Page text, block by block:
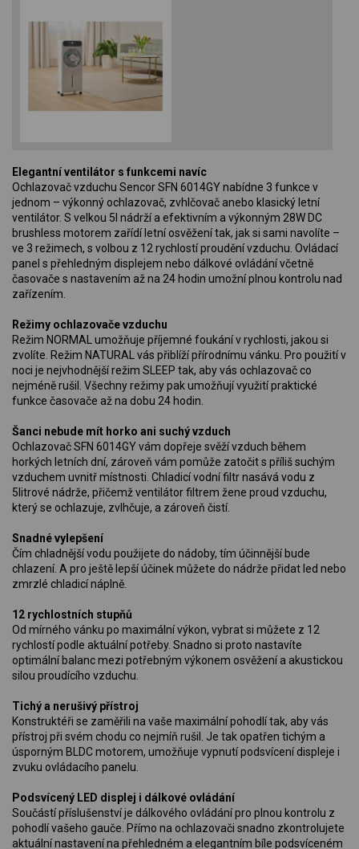
Elegantní ventilátor s funkcemi navíc
Ochlazovač vzduchu Sencor SFN 6014GY nabídne 3 funkce v
jednom – výkonný ochlazovač, zvhlčovač anebo klasický letní
ventilátor. S velkou 5l nádrží a efektivním a výkonným 28W DC
brushless motorem zařídí letní osvěžení tak, jak si sami navolíte –
ve 3 režimech, s volbou z 12 rychlostí proudění vzduchu. Ovládací
panel s přehledným displejem nebo dálkové ovládání včetně
časovače s nastavením až na 24 hodin umožní plnou kontrolu nad
zařízením.
Režimy ochlazovače vzduchu
Režim NORMAL umožňuje příjemné foukání v rychlosti, jakou si
zvolíte. Režim NATURAL vás přiblíží přírodnímu vánku. Pro použití v
noci je nejvhodnější režim SLEEP tak, aby vás ochlazovač co
nejméně rušil. Všechny režimy pak umožňují využití praktické
funkce časovače až na dobu 24 hodin.
Šanci nebude mít horko ani suchý vzduch
Ochlazovač SFN 6014GY vám dopřeje svěží vzduch během
horkých letních dní, zároveň vám pomůže zatočit s příliš suchým
vzduchem uvnitř místnosti. Chladicí vodní filtr nasává vodu z
5litrové nádrže, přičemž ventilátor filtrem žene proud vzduchu,
který se ochlazuje, zvlhčuje, a zároveň čistí.
Snadné vylepšení
Čím chladnější vodu použijete do nádoby, tím účinnější bude
chlazení. A pro ještě lepší účinek můžete do nádrže přidat led nebo
zmrzlé chladicí náplně.
12 rychlostních stupňů
Od mírného vánku po maximální výkon, vybrat si můžete z 12
rychlostí podle aktuální potřeby. Snadno si proto nastavíte
optimální balanc mezi potřebným výkonem osvěžení a akustickou
silou proudícího vzduchu.
Tichý a nerušivý přístroj
Konstruktéři se zaměřili na vaše maximální pohodlí tak, aby vás
přístroj při svém chodu co nejmíň rušil. Je tak opatřen tichým a
úsporným BLDC motorem, umožňuje vypnutí podsvícení displeje i
zvuku ovládacího panelu.
Podsvícený LED displej i dálkové ovládání
Součástí příslušenství je dálkového ovládání pro plnou kontrolu z
pohodlí vašeho gauče. Přímo na ochlazovači snadno zkontrolujete
aktuální nastavení na přehledném a elegantním bíle podsvíceném